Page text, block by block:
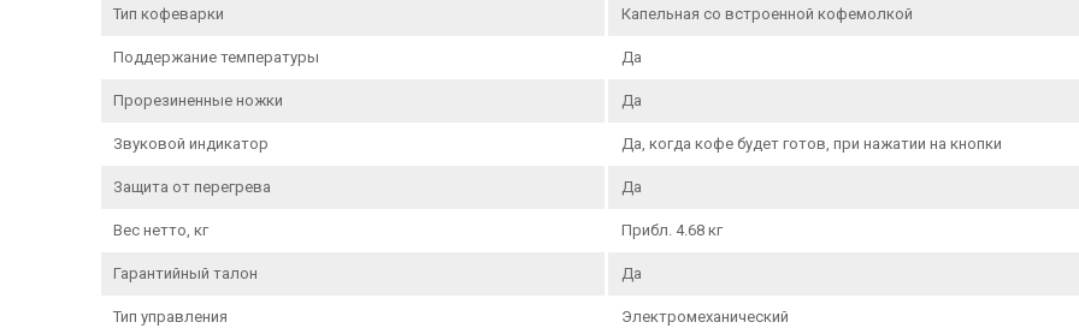
Тип кофеварки Капельная со встроенной кофемолкой
Поддержание температуры Да
Прорезиненные ножки Да
Звуковой индикатор Да, когда кофе будет готов, при нажатии на кнопки
Защита от перегрева Да
Вес нетто, кг Прибл. 4.68 кг
Гарантийный талон Да
Тип управления Электромеханический